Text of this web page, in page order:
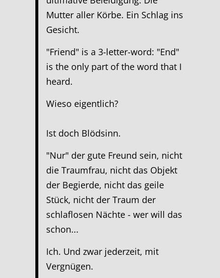
Mutter aller Körbe. Ein Schlag ins
Gesicht.
"Friend" is a 3-letter-word: "End"
is the only part of the word that I
heard.
Wieso eigentlich?
Ist doch Blödsinn.
"Nur" der gute Freund sein, nicht
die Traumfrau, nicht das Objekt
der Begierde, nicht das geile
Stück, nicht der Traum der
schlaflosen Nächte - wer will das
schon...
Ich. Und zwar jederzeit, mit
Vergnügen.